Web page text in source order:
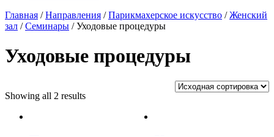
Главная /Направления /Парикмахерское искусство /Женский
зал /Семинары /Уходовые процедуры
Уходовые процедуры
Showing all 2 results